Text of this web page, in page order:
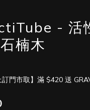
清邁尼曼店開幕，歡迎來找
- 活
楠木
門市取】滿 $420 送